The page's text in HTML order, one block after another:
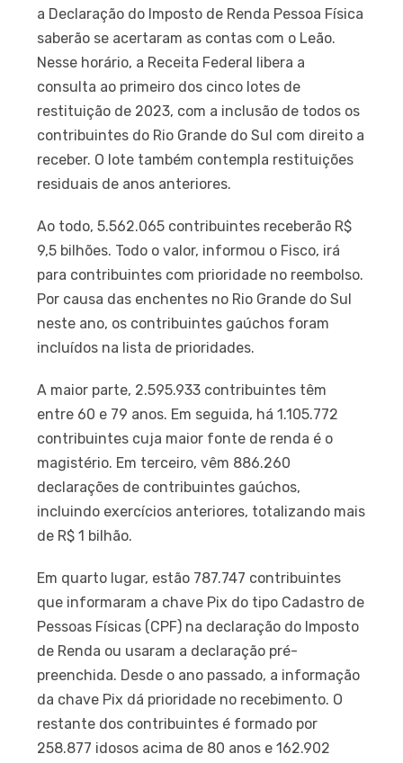
a Declaração do Imposto de Renda Pessoa Física
saberão se acertaram as contas com o Leão.
Nesse horário, a Receita Federal libera a
consulta ao primeiro dos cinco lotes de
restituição de 2023, com a inclusão de todos os
contribuintes do Rio Grande do Sul com direito a
receber. O lote também contempla restituições
residuais de anos anteriores.
Ao todo, 5.562.065 contribuintes receberão R$
9,5 bilhões. Todo o valor, informou o Fisco, irá
para contribuintes com prioridade no reembolso.
Por causa das enchentes no Rio Grande do Sul
neste ano, os contribuintes gaúchos foram
incluídos na lista de prioridades.
A maior parte, 2.595.933 contribuintes têm
entre 60 e 79 anos. Em seguida, há 1.105.772
contribuintes cuja maior fonte de renda é o
magistério. Em terceiro, vêm 886.260
declarações de contribuintes gaúchos,
incluindo exercícios anteriores, totalizando mais
de R$ 1 bilhão.
Em quarto lugar, estão 787.747 contribuintes
que informaram a chave Pix do tipo Cadastro de
Pessoas Físicas (CPF) na declaração do Imposto
de Renda ou usaram a declaração pré-
preenchida. Desde o ano passado, a informação
da chave Pix dá prioridade no recebimento. O
restante dos contribuintes é formado por
258.877 idosos acima de 80 anos e 162.902